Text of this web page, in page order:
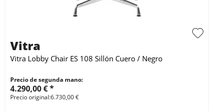
Vitra
Vitra Lobby Chair ES 108 Sillón Cuero / Negro
Precio de segunda mano:
4.290,00 € *
Precio original:6.730,00 €